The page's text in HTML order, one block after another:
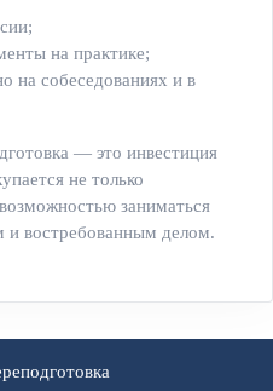
на практике;
на собеседованиях и в
— это инвестиция
не только
заниматься
и востребованным делом.